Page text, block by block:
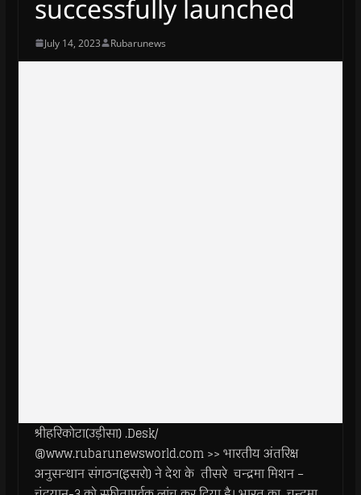
successfully launched
July 14, 2023 Rubarunews
श्रीहरिकोटा(उड़ीसा) .Desk/
@www.rubarunewsworld.com >> भारतीय अंतरिक्ष
अनुसन्धान संगठन(इसरो) ने देश के तीसरे चन्द्रमा मिशन –